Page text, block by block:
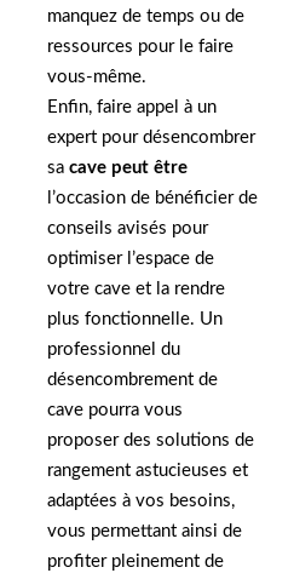
manquez de temps ou de
ressources pour le faire
vous-même.
Enfin, faire appel à un
expert pour désencombrer
sa cave peut être
l’occasion de bénéficier de
conseils avisés pour
optimiser l’espace de
votre cave et la rendre
plus fonctionnelle. Un
professionnel du
désencombrement de
cave pourra vous
proposer des solutions de
rangement astucieuses et
adaptées à vos besoins,
vous permettant ainsi de
profiter pleinement de